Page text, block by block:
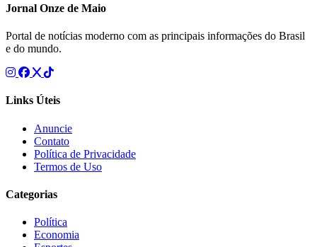
Jornal Onze de Maio
Portal de notícias moderno com as principais informações do Brasil
e do mundo.
Links Úteis
Anuncie
Contato
Política de Privacidade
Termos de Uso
Categorias
Política
Economia